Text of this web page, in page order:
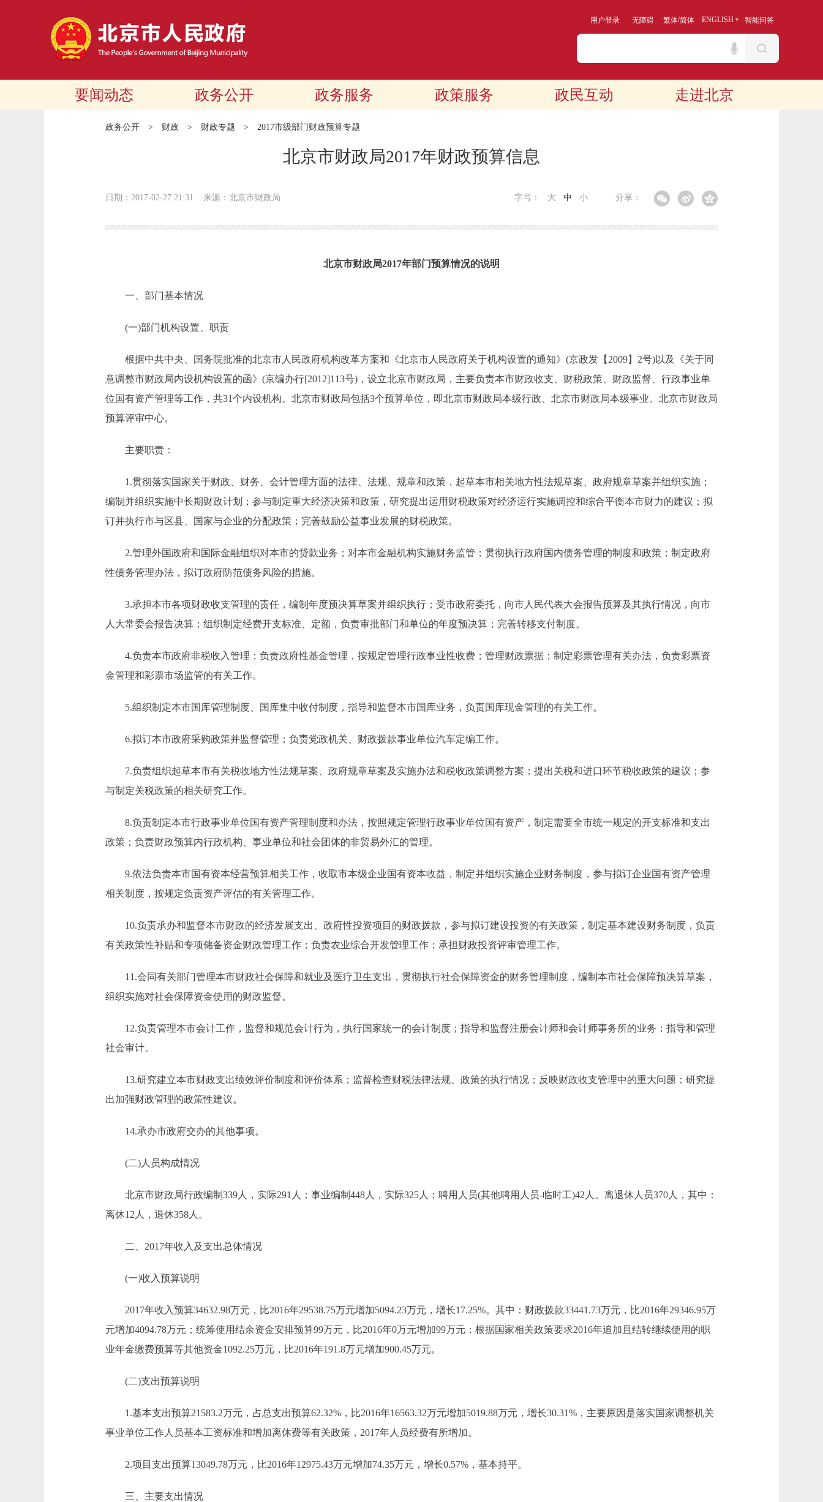
用户登录 无障碍 繁体/简体 ENGLISH 智能问答
要闻动态 政务公开 政务服务 政策服务 政民互动 走进北京
政务公开 > 财政 > 财政专题 > 2017市级部门财政预算专题
北京市财政局2017年财政预算信息
日期：2017-02-27 21:31 来源：北京市财政局 分享：
字号： 大 中 小
北京市财政局2017年部门预算情况的说明
一、部门基本情况
(一)部门机构设置、职责
根据中共中央、国务院批准的北京市人民政府机构改革方案和《北京市人民政府关于机构设置的通知》(京政发【2009】2号)以及《关于同
意调整市财政局内设机构设置的函》(京编办行[2012]113号)，设立北京市财政局，主要负责本市财政收支、财税政策、财政监督、行政事业单
位国有资产管理等工作，共31个内设机构。北京市财政局包括3个预算单位，即北京市财政局本级行政、北京市财政局本级事业、北京市财政局
预算评审中心。
主要职责：
1.贯彻落实国家关于财政、财务、会计管理方面的法律、法规、规章和政策，起草本市相关地方性法规草案、政府规章草案并组织实施；
编制并组织实施中长期财政计划；参与制定重大经济决策和政策，研究提出运用财税政策对经济运行实施调控和综合平衡本市财力的建议；拟
订并执行市与区县、国家与企业的分配政策；完善鼓励公益事业发展的财税政策。
2.管理外国政府和国际金融组织对本市的贷款业务；对本市金融机构实施财务监管；贯彻执行政府国内债务管理的制度和政策；制定政府
性债务管理办法，拟订政府防范债务风险的措施。
3.承担本市各项财政收支管理的责任，编制年度预决算草案并组织执行；受市政府委托，向市人民代表大会报告预算及其执行情况，向市
人大常委会报告决算；组织制定经费开支标准、定额，负责审批部门和单位的年度预决算；完善转移支付制度。
4.负责本市政府非税收入管理；负责政府性基金管理，按规定管理行政事业性收费；管理财政票据；制定彩票管理有关办法，负责彩票资
金管理和彩票市场监管的有关工作。
5.组织制定本市国库管理制度、国库集中收付制度，指导和监督本市国库业务，负责国库现金管理的有关工作。
6.拟订本市政府采购政策并监督管理；负责党政机关、财政拨款事业单位汽车定编工作。
7.负责组织起草本市有关税收地方性法规草案、政府规章草案及实施办法和税收政策调整方案；提出关税和进口环节税收政策的建议；参
与制定关税政策的相关研究工作。
8.负责制定本市行政事业单位国有资产管理制度和办法，按照规定管理行政事业单位国有资产，制定需要全市统一规定的开支标准和支出
政策；负责财政预算内行政机构、事业单位和社会团体的非贸易外汇的管理。
9.依法负责本市国有资本经营预算相关工作，收取市本级企业国有资本收益，制定并组织实施企业财务制度，参与拟订企业国有资产管理
相关制度，按规定负责资产评估的有关管理工作。
10.负责承办和监督本市财政的经济发展支出、政府性投资项目的财政拨款，参与拟订建设投资的有关政策，制定基本建设财务制度，负责
有关政策性补贴和专项储备资金财政管理工作；负责农业综合开发管理工作；承担财政投资评审管理工作。
11.会同有关部门管理本市财政社会保障和就业及医疗卫生支出，贯彻执行社会保障资金的财务管理制度，编制本市社会保障预决算草案，
组织实施对社会保障资金使用的财政监督。
12.负责管理本市会计工作，监督和规范会计行为，执行国家统一的会计制度；指导和监督注册会计师和会计师事务所的业务；指导和管理
社会审计。
13.研究建立本市财政支出绩效评价制度和评价体系；监督检查财税法律法规、政策的执行情况；反映财政收支管理中的重大问题；研究提
出加强财政管理的政策性建议。
14.承办市政府交办的其他事项。
(二)人员构成情况
北京市财政局行政编制339人，实际291人；事业编制448人，实际325人；聘用人员(其他聘用人员-临时工)42人。离退休人员370人，其中：
离休12人，退休358人。
二、2017年收入及支出总体情况
(一)收入预算说明
2017年收入预算34632.98万元，比2016年29538.75万元增加5094.23万元，增长17.25%。其中：财政拨款33441.73万元，比2016年29346.95万
元增加4094.78万元；统筹使用结余资金安排预算99万元，比2016年0万元增加99万元；根据国家相关政策要求2016年追加且结转继续使用的职
业年金缴费预算等其他资金1092.25万元，比2016年191.8万元增加900.45万元。
(二)支出预算说明
1.基本支出预算21583.2万元，占总支出预算62.32%，比2016年16563.32万元增加5019.88万元，增长30.31%，主要原因是落实国家调整机关
事业单位工作人员基本工资标准和增加离休费等有关政策，2017年人员经费有所增加。
2.项目支出预算13049.78万元，比2016年12975.43万元增加74.35万元，增长0.57%，基本持平。
三、主要支出情况